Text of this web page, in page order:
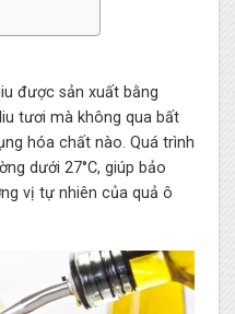
được sản xuất bằng
tươi mà không qua bất
hóa chất nào. Quá trình
dưới 27°C, giúp bảo
vị tự nhiên của quả ô